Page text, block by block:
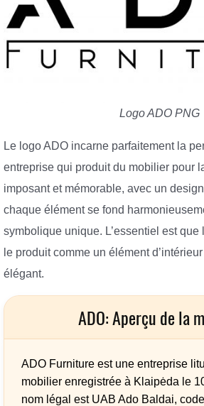
Logo ADO PNG
Le logo ADO incarne parfaitement la
entreprise qui produit du mobilier pour
imposant et mémorable, avec un
chaque élément se fond
symbolique unique. L’essentiel est
le produit comme un élément
élégant.
ADO: Aperçu de la
ADO Furniture est une entreprise
mobilier enregistrée à Klaipėda le
nom légal est UAB Ado Baldai,